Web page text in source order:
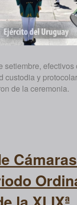
setiembre,
custodia y
de la ceremonia.